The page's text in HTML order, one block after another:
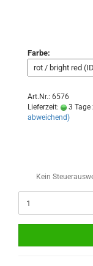
Farbe:
Art.Nr.: 6576
Lieferzeit:
3
abweichend)
Kein